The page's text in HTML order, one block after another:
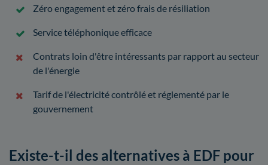
Zéro engagement et zéro frais de résiliation
Service téléphonique efficace
Contrats loin d'être intéressants par rapport au secteur
de l'énergie
Tarif de l'électricité contrôlé et réglementé par le
gouvernement
Existe-t-il des alternatives à EDF pour